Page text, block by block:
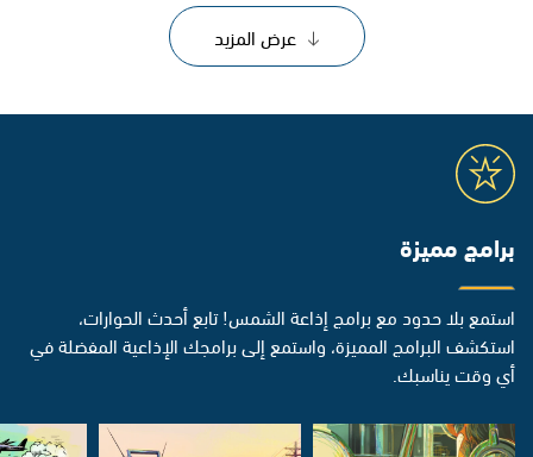
عرض المزيد
برامج مميزة
استمع بلا حدود مع برامج إذاعة الشمس! تابع أحدث الحوارات،
استكشف البرامج المميزة، واستمع إلى برامجك الإذاعية المفضلة في
أي وقت يناسبك.